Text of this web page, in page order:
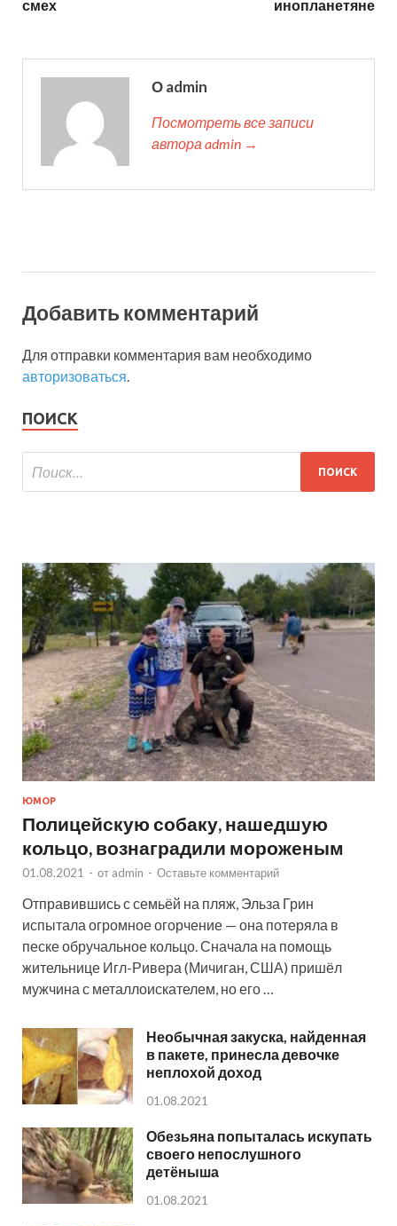
смех инопланетяне
О admin
Посмотреть все записи
автора admin →
Добавить комментарий
Для отправки комментария вам необходимо
авторизоваться.
ПОИСК
ЮМОР
Полицейскую собаку, нашедшую
кольцо, вознаградили мороженым
01.08.2021 - от admin - Оставьте комментарий
Отправившись с семьёй на пляж, Эльза Грин
испытала огромное огорчение — она потеряла в
песке обручальное кольцо. Сначала на помощь
жительнице Игл-Ривера (Мичиган, США) пришёл
мужчина с металлоискателем, но его …
Необычная закуска, найденная
в пакете, принесла девочке
неплохой доход
01.08.2021
Обезьяна попыталась искупать
своего непослушного
детёныша
01.08.2021